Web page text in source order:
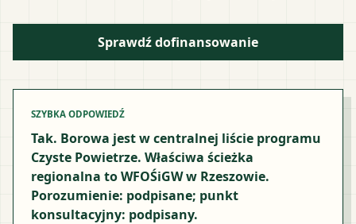
Sprawdź dofinansowanie
SZYBKA ODPOWIEDŹ
Tak. Borowa jest w centralnej liście programu
Czyste Powietrze. Właściwa ścieżka
regionalna to WFOŚiGW w Rzeszowie.
Porozumienie: podpisane; punkt
konsultacyjny: podpisany.